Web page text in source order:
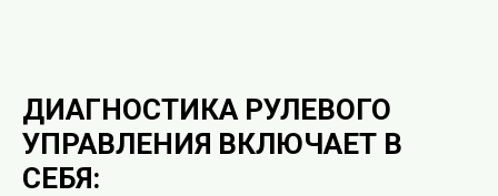
ДИАГНОСТИКА РУЛЕВОГО
УПРАВЛЕНИЯ ВКЛЮЧАЕТ В
СЕБЯ: